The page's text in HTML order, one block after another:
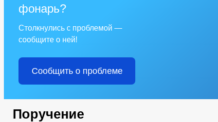
фонарь?
Столкнулись с проблемой —
сообщите о ней!
Сообщить о проблеме
Поручение